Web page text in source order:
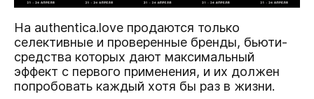
На authentica.love продаются только
селективные и проверенные бренды, бьюти-
средства которых дают максимальный
эффект с первого применения, и их должен
попробовать каждый хотя бы раз в жизни.